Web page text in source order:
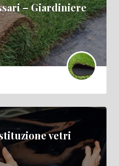
– Giardiniere
vetri